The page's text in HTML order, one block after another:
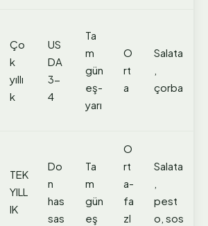
Ço
k
yıllı
k
US
DA
3-
4
Ta
m
gün
eş-
yarı
O
rt
a
Salata
çorba
TEK
YILL
IK
Do
n
has
sas
Ta
m
gün
eş
O
rt
a-
fa
zl
Salata
pest
o, sos